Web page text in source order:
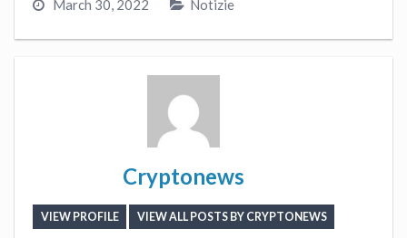
March 30, 2022 Notizie
Cryptonews
VIEW PROFILE VIEW ALL POSTS BY CRYPTONEWS